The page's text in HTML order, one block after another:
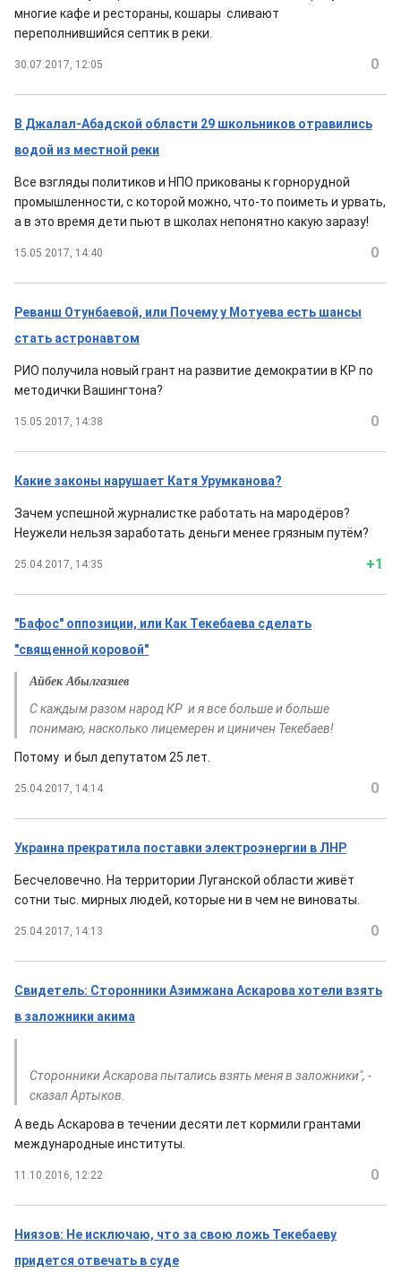
многие кафе и рестораны, кошары сливают
переполнившийся септик в реки.
30.07.2017, 12:05 0
В Джалал-Абадской области 29 школьников отравились
водой из местной реки
Все взгляды политиков и НПО прикованы к горнорудной
промышленности, с которой можно, что-то поиметь и урвать,
а в это время дети пьют в школах непонятно какую заразу!
15.05.2017, 14:40 0
Реванш Отунбаевой, или Почему у Мотуева есть шансы
стать астронавтом
РИО получила новый грант на развитие демократии в КР по
методички Вашингтона?
15.05.2017, 14:38 0
Какие законы нарушает Катя Урумканова?
Зачем успешной журналистке работать на мародёров?
Неужели нельзя заработать деньги менее грязным путём?
25.04.2017, 14:35 +1
"Бафос" оппозиции, или Как Текебаева сделать
"священной коровой"
Айбек Абылгазиев
С каждым разом народ КР и я все больше и больше
понимаю, насколько лицемерен и циничен Текебаев!
Потому и был депутатом 25 лет.
25.04.2017, 14:14 0
Украина прекратила поставки электроэнергии в ЛНР
Бесчеловечно. На территории Луганской области живёт
сотни тыс. мирных людей, которые ни в чем не виноваты.
25.04.2017, 14:13 0
Свидетель: Сторонники Азимжана Аскарова хотели взять
в заложники акима
Сторонники Аскарова пытались взять меня в заложники", -
сказал Артыков.
А ведь Аскарова в течении десяти лет кормили грантами
международные институты.
11.10.2016, 12:22 0
Ниязов: Не исключаю, что за свою ложь Текебаеву
придется отвечать в суде